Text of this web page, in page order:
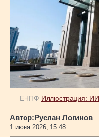
Власть
Геополитика
Исследования
Люди
ЕНПФ Иллюстрация: ИИ
Автор:Руслан Логинов
1 июня 2026, 15:48